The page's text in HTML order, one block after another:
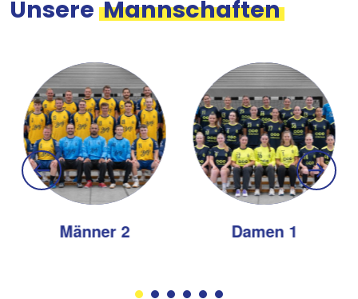
Unsere Mannschaften
Männer 2 Damen 1